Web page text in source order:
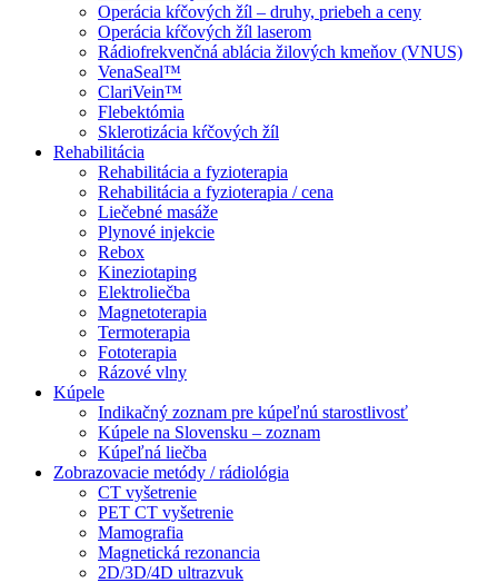
Operácia kŕčových žíl – druhy, priebeh a ceny
Operácia kŕčových žíl laserom
Rádiofrekvenčná ablácia žilových kmeňov (VNUS)
VenaSeal™
ClariVein™
Flebektómia
Sklerotizácia kŕčových žíl
Rehabilitácia
Rehabilitácia a fyzioterapia
Rehabilitácia a fyzioterapia / cena
Liečebné masáže
Plynové injekcie
Rebox
Kineziotaping
Elektroliečba
Magnetoterapia
Termoterapia
Fototerapia
Rázové vlny
Kúpele
Indikačný zoznam pre kúpeľnú starostlivosť
Kúpele na Slovensku – zoznam
Kúpeľná liečba
Zobrazovacie metódy / rádiológia
CT vyšetrenie
PET CT vyšetrenie
Mamografia
Magnetická rezonancia
2D/3D/4D ultrazvuk